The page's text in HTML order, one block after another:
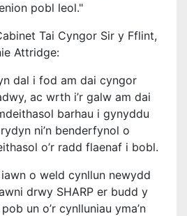
pobl leol."
Tai Cyngor Sir y Fflint,
Attridge:
dal i fod am dai cyngor
ac wrth i’r galw am dai
barhau i gynyddu
ni’n benderfynol o
o’r radd flaenaf i bobl.
iawn o weld cynllun newydd
drwy SHARP er budd y
un o’r cynlluniau yma’n